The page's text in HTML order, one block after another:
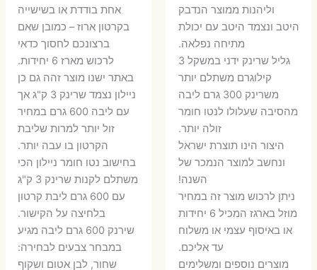
וליהנות ממוצר הנדבק
היטב ונצמד היטב עם יכולת
מתיחה נפלאה.
גליל שרינק ידני במשקל 3
קילוגרם משתלם יותר
משרינק 300 גרם ליבה
מהסיבה שעלולו לנטו חומר
זולה יותר.
היצור הינו תוצרת ישראל
ונחשב למוצר הנמכר של
השנה!
ניתן לרכוש מוצר זה במחיר
מוזל בארגז המכיל 6 יחידות
או באיסוף עצמי או משלוח
עד אליכם.
מוצרים נוספים ומשלימים
אחת בודדת או בשישייה
בקרטון ארוז – כמובן שאם
ברצונכם לחסוך כדאי
לרכוש מארז 6 יחידות.
באתר ישנו מוצר זהה גם כן
ניילון נצמד שרינק 3 ק"ג אך
עם ליבה 600 גרם במחיר
זול יותר למרות שליבת
הקרטון בו עבה יותר.
בחישוב נטו חומר ניילון הכי
משתלם לקנות שרינק 3 ק"ג
עם 600 גרם ליבת קרטון
בלחיצה על הקישור.
שירנק 600 גרם ליבה מגיע
במבחר צבעים לבחירה:
שחור, לבן אטום ושקוף